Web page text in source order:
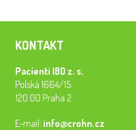
KONTAKT
Pacienti IBD z. s.
Polská 1664/15
120 00 Praha 2
E-mail: info@crohn.cz